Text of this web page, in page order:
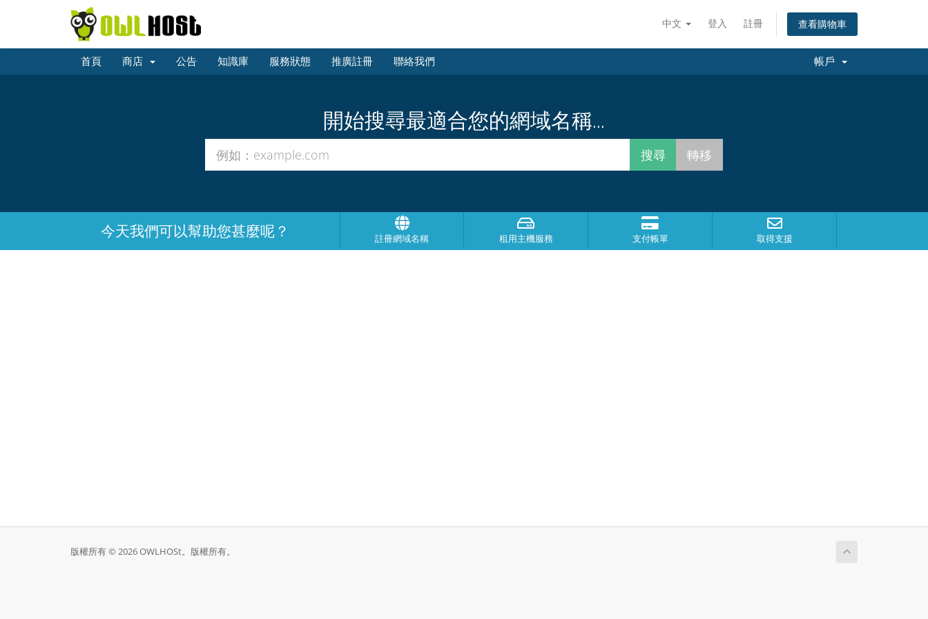
中文 登入 註冊 查看購物車
首頁 商店 公告 知識庫 服務狀態 推廣註冊 聯絡我們 帳戶
開始搜尋最適合您的網域名稱...
今天我們可以幫助您甚麼呢？ 註冊網域名稱 租用主機服務 支付帳單 取得支援
版權所有 © 2026 OWLHOSt。版權所有。